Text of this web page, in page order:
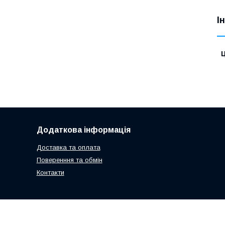
Додаткова інформація
Доставка та оплата
Поверенння та обмін
Контакти